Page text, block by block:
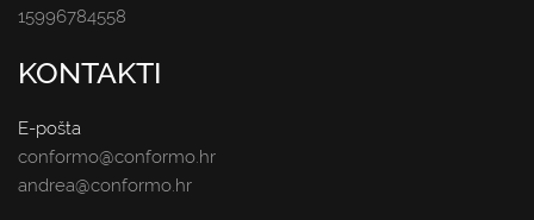
15996784558
KONTAKTI
E-pošta
conformo@conformo.hr
andrea@conformo.hr